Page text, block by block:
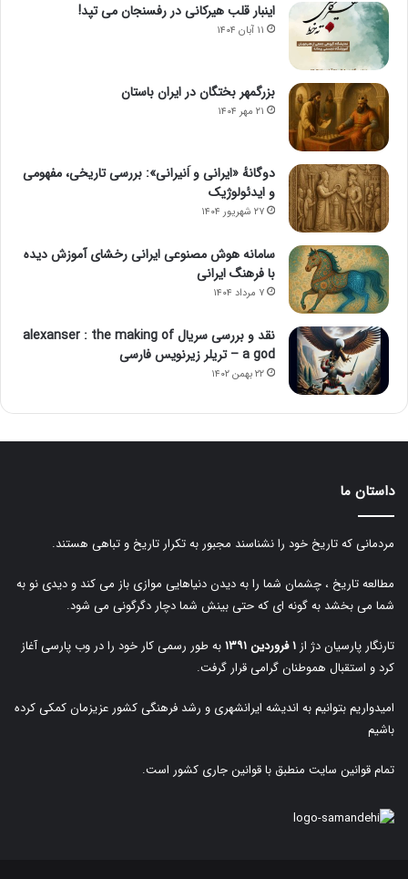
اینبار قلب هیرکانی در رفسنجان می تپد!
۱۱ آبان ۱۴۰۴
بزرگمهر بختگان در ایران باستان
۲۱ مهر ۱۴۰۴
دوگانهٔ «ایرانی و اَنیرانی»: بررسی تاریخی، مفهومی
و ایدئولوژیک
۲۷ شهریور ۱۴۰۴
سامانه هوش مصنوعی ایرانی رخشای آموزش دیده
با فرهنگ ایرانی
۷ مرداد ۱۴۰۴
نقد و بررسی سریال alexanser : the making of
a god – تریلر زیرنویس فارسی
۲۲ بهمن ۱۴۰۲
داستان ما
مردمانی که تاریخ خود را نشناسند مجبور به تکرار تاریخ و تباهی هستند.
مطالعه تاریخ ، چشمان شما را به دیدن دنیاهایی موازی باز می کند و دیدی نو به
شما می بخشد به گونه ای که حتی بینش شما دچار دگرگونی می شود.
تارنگار پارسیان دژ از۱ فروردین ۱۳۹۱
به طور رسمی کار خود را در وب پارسی آغاز
کرد و استقبال هموطنان گرامی قرار گرفت.
امیدواریم بتوانیم به اندیشه ایرانشهری و رشد فرهنگی کشور عزیزمان کمکی کرده
باشیم
تمام قوانین سایت منطبق با قوانین جاری کشور است.